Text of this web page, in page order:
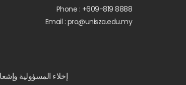
Phone : +609-819 8888
Email : pro@unisza.edu.my
إخلاء المسؤولية